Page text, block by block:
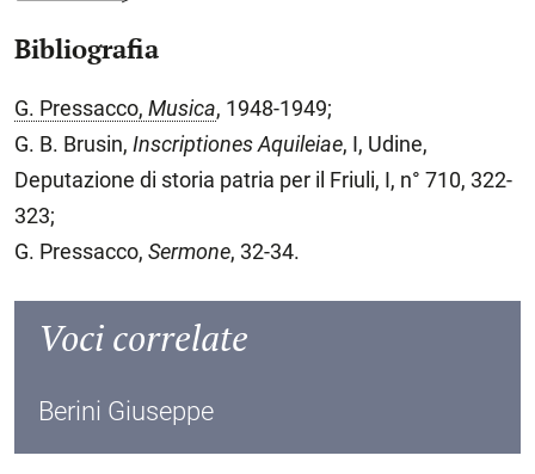
Bibliografia
G. Pressacco, Musica, 1948-1949;
G. B. Brusin, Inscriptiones Aquileiae, I, Udine,
Deputazione di storia patria per il Friuli, I, n° 710, 322-
323;
G. Pressacco, Sermone, 32-34.
Voci correlate
Berini Giuseppe